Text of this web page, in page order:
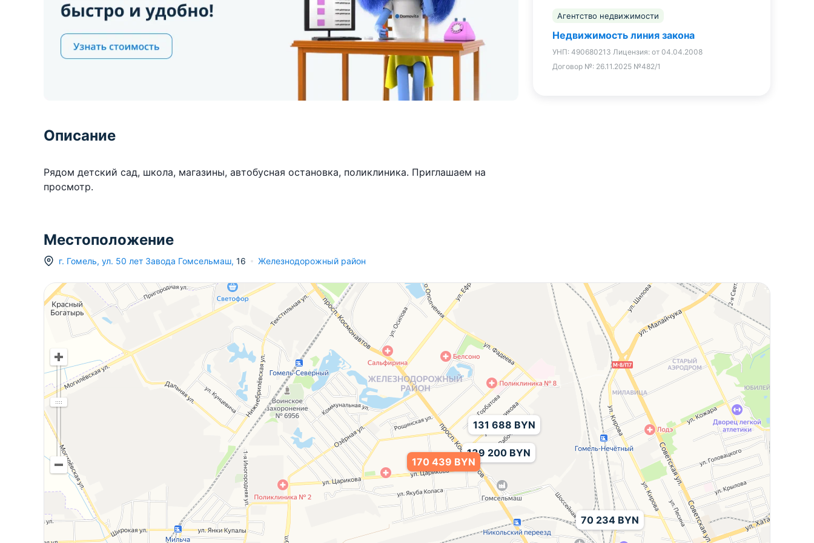
Описание
Рядом детский сад, школа, магазины, автобусная остановка, поликлиника. Приглашаем на
просмотр.
Агентство недвижимости
Недвижимость линия закона
УНП: 490680213 Лицензия: от 04.04.2008
Договор №: 26.11.2025 №482/1
Местоположение
г. Гомель, ул. 50 лет Завода Гомсельмаш, 16 Железнодорожный район
139 200 BYN
131 688 BYN
70 234 BYN
170 439 BYN